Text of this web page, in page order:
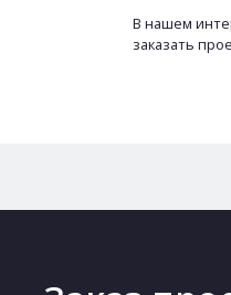
В нашем
заказать